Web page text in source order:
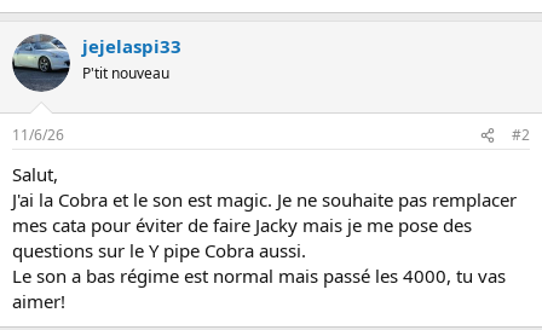
jejelaspi33
P'tit nouveau
11/6/26 #2
Salut,
J'ai la Cobra et le son est magic. Je ne souhaite pas remplacer
mes cata pour éviter de faire Jacky mais je me pose des
questions sur le Y pipe Cobra aussi.
Le son a bas régime est normal mais passé les 4000, tu vas
aimer!